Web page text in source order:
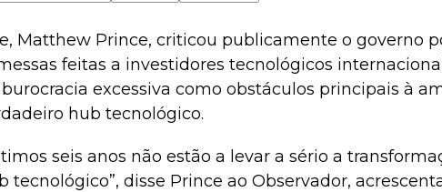
Matthew Prince, criticou publicamente o governo
feitas a investidores tecnológicos
excessiva como obstáculos principais à
hub tecnológico.
seis anos não estão a levar a sério a
tecnológico”, disse Prince ao Observador,